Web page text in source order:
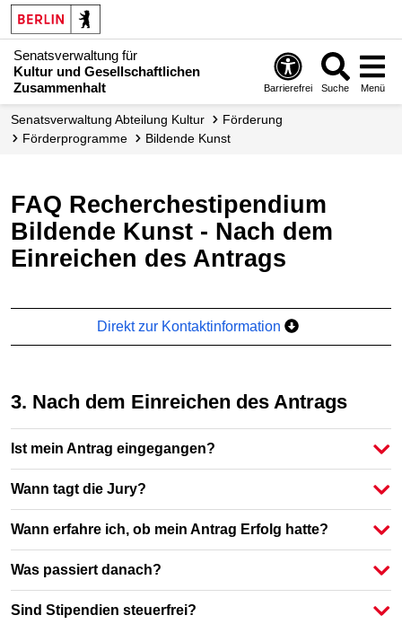
Senatsverwaltung für
Kultur und Gesellschaftlichen
Zusammenhalt
Barrierefrei Suche Menü
Senats­verwaltung Abteilung Kultur
Förderung
Förder­programme
Bildende Kunst
FAQ Recherchestipendium
Bildende Kunst - Nach dem
Einreichen des Antrags
Direkt zur Kontaktinformation
3. Nach dem Einreichen des Antrags
Ist mein Antrag eingegangen?
Wann tagt die Jury?
Wann erfahre ich, ob mein Antrag Erfolg hatte?
Was passiert danach?
Sind Stipendien steuerfrei?